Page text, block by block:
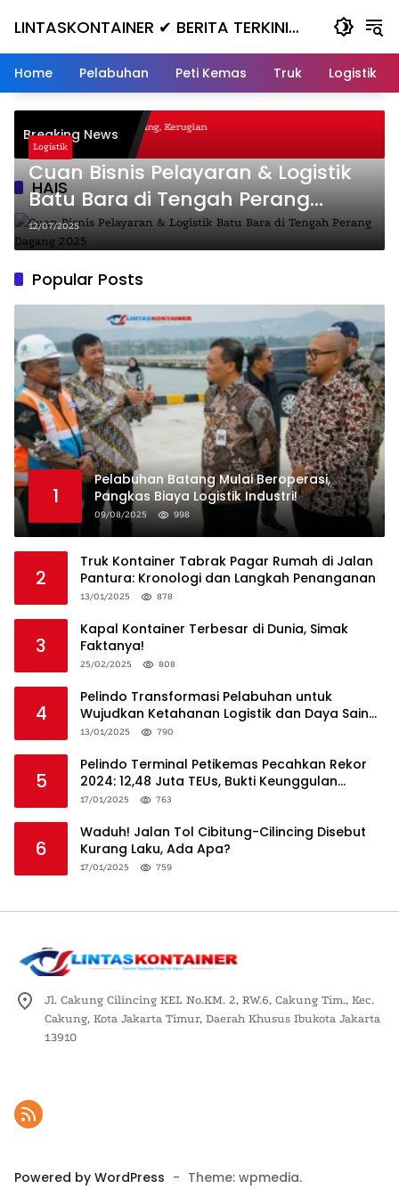
LINTASKONTAINER ✔ BERITA TERKINI
KONTAINER TERBARU HARI INI
Home Pelabuhan Peti Kemas Truk Logistik
Breaking News
Nanjak, Masuk ke Jurang, Kerugian
HAIS
Logistik
Cuan Bisnis Pelayaran & Logistik
Batu Bara di Tengah Perang
Dagang 2025
12/07/2025
Popular Posts
1
Pelabuhan Batang Mulai Beroperasi,
Pangkas Biaya Logistik Industri!
09/08/2025 998
2
Truk Kontainer Tabrak Pagar Rumah di Jalan
Pantura: Kronologi dan Langkah Penanganan
13/01/2025 878
3
Kapal Kontainer Terbesar di Dunia, Simak
Faktanya!
25/02/2025 808
4
Pelindo Transformasi Pelabuhan untuk
Wujudkan Ketahanan Logistik dan Daya Saing
Global
13/01/2025 790
5
Pelindo Terminal Petikemas Pecahkan Rekor
2024: 12,48 Juta TEUs, Bukti Keunggulan
Logistik Nasional
17/01/2025 763
6
Waduh! Jalan Tol Cibitung-Cilincing Disebut
Kurang Laku, Ada Apa?
17/01/2025 759
Jl. Cakung Cilincing KEL No.KM. 2, RW.6, Cakung Tim., Kec.
Cakung, Kota Jakarta Timur, Daerah Khusus Ibukota Jakarta
13910
Powered by WordPress - Theme: wpmedia.